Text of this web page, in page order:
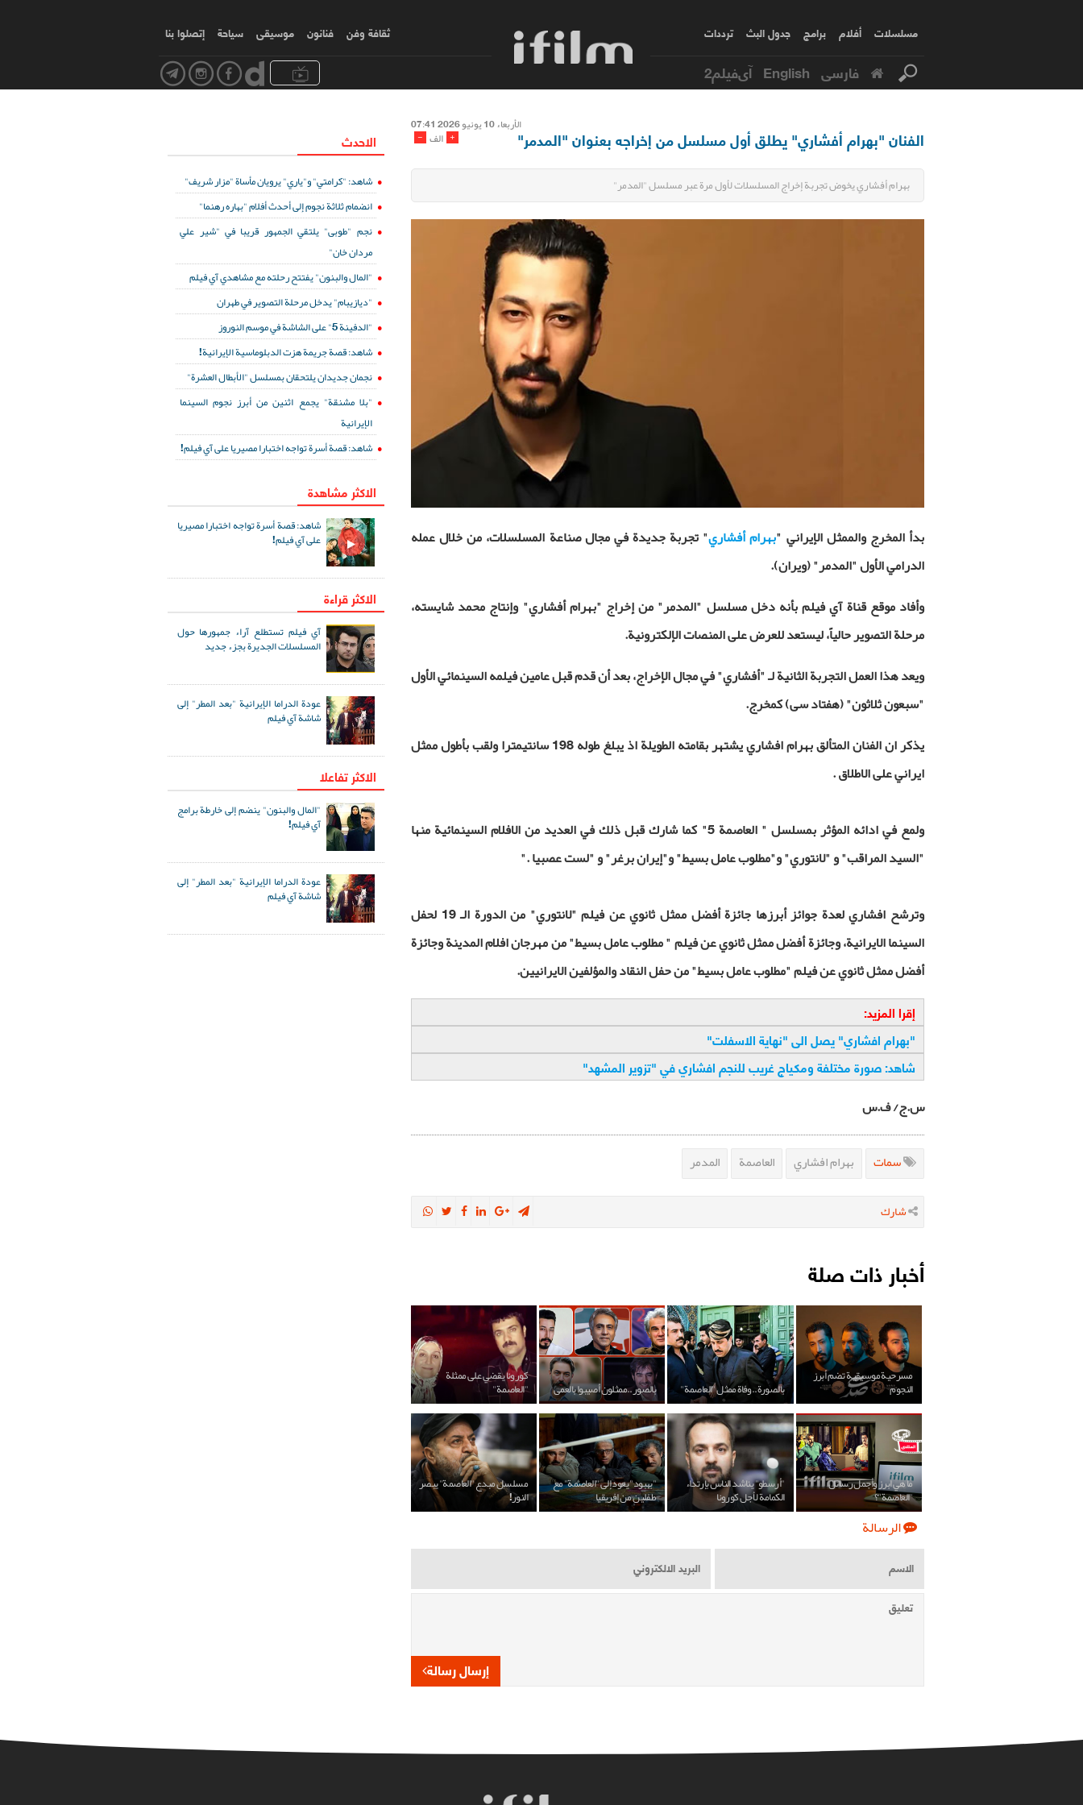
مسلسلات أفلام برامج جدول البث ترددات ثقافة وفن فنانون موسیقی سياحة إتصلوا بنا
فارسی English آی‌فیلم2
الأربعاء 10 یونیو 2026 07:41
- الف + الفنان "بهرام أفشاري" يطلق أول مسلسل من إخراجه بعنوان "المدمر"
بهرام أفشاري يخوض تجربة إخراج المسلسلات لأول مرة عبر مسلسل "المدمر"
بدأ المخرج والممثل الإيراني "بهرام أفشاري" تجربة جديدة في مجال صناعة المسلسلات، من خلال عمله
الدرامي الأول "المدمر" (ويران).
وأفاد موقع قناة آي فيلم بأنه دخل مسلسل "المدمر" من إخراج "بهرام أفشاري" وإنتاج محمد شايسته،
مرحلة التصوير حالياً، ليستعد للعرض على المنصات الإلكترونية.
ويعد هذا العمل التجربة الثانية لـ "أفشاري" في مجال الإخراج، بعد أن قدم قبل عامين فيلمه السينمائي الأول
"سبعون ثلاثون" (هفتاد سی) كمخرج.
يذكر ان الفنان المتألق بهرام افشاري يشتهر بقامته الطويلة اذ يبلغ طوله 198 سانتيمترا ولقب بأطول ممثل
ايراني على الاطلاق.
ولمع في ادائه المؤثر بمسلسل " العاصمة 5" كما شارك قبل ذلك في العديد من الافلام السينمائية منها
"السيد المراقب" و "لانتوري" و"مطلوب عامل بسيط" و"إيران برغر" و "لست عصبيا".
وترشح افشاري لعدة جوائز أبرزها جائزة أفضل ممثل ثانوي عن فيلم "لانتوري" من الدورة الـ 19 لحفل
السينما الايرانية، وجائزة أفضل ممثل ثانوي عن فيلم " مطلوب عامل بسيط" من مهرجان افلام المدينة وجائزة
أفضل ممثل ثانوي عن فيلم "مطلوب عامل بسيط" من حفل النقاد والمؤلفين الايرانيين.
إقرا المزيد:
"بهرام افشاري" يصل الى "نهاية الاسفلت"
شاهد: صورة مختلفة ومكياج غريب للنجم افشاري في "تزوير المشهد"
س.ج/ ف.س
سمات بهرام افشاري العاصمة المدمر
شارك
أخبار ذات صلة
مسرحية موسيقية تضم أبرز
النجوم بالصورة..وفاة ممثل "العاصمة" بالصور..ممثلون أصيبوا بالعمى
كورونا يقضي على ممثلة
"العاصمة"
ما هي ابرز وأجمل رسائل
"العاصمة"؟
"أرسطو" يناشد الناس بإرتداء
الكمامة لأجل كورونا
"بهبود" يعود إلى "العاصمة" مع
طفلين من إفريقيا
مسلسل مبدع "العاصمة" يبصر
النور!
الرسالة
إرسال رسالة
الاحدث
شاهد: "كرامتي" و"ياري" يرويان مأساة "مزار شريف"
انضمام ثلاثة نجوم إلى أحدث أفلام "بهاره رهنما"
نجم "طوبى" يلتقي الجمهور قريبا في "شير علي
مردان خان"
"المال والبنون" يفتتح رحلته مع مشاهدي آي فيلم
"ديازيبام" يدخل مرحلة التصوير في طهران
"الدفينة 5" على الشاشة في موسم النوروز
شاهد: قصة جريمة هزت الدبلوماسية الإيرانية!
نجمان جديدان يلتحقان بمسلسل "الأبطال العشرة"
"بلا مشنقة" يجمع اثنين من أبرز نجوم السينما
الإيرانية
شاهد: قصة أسرة تواجه اختبارا مصيريا على آي فيلم!
الاكثر مشاهدة
شاهد: قصة أسرة تواجه اختبارا مصيريا
على آي فيلم!
الاكثر قراءة
آي فيلم تستطلع آراء جمهورها حول
المسلسلات الجديرة بجزء جديد
عودة الدراما الإيرانية "بعد المطر" إلى
شاشة آي فيلم
الاکثر تفاعلا
"المال والبنون" ينضم إلى خارطة برامج
آي فيلم!
عودة الدراما الإيرانية "بعد المطر" إلى
شاشة آي فيلم